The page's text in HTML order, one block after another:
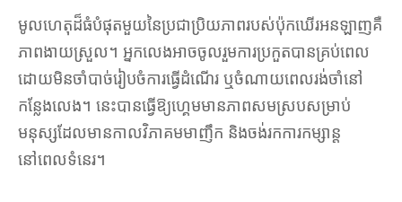
មូលហេតុដ៏ធំបំផុតមួយនៃប្រជាប្រិយភាពរបស់ប៉ុកឃើរអនឡាញគឺ
ភាពងាយស្រួល។ អ្នកលេងអាចចូលរួមការប្រកួតបានគ្រប់ពេល
ដោយមិនចាំបាច់រៀបចំការធ្វើដំណើរ ឬចំណាយពេលរង់ចាំនៅ
កន្លែងលេង។ នេះបានធ្វើឱ្យហ្គេមមានភាពសមស្របសម្រាប់
មនុស្សដែលមានកាលវិភាគមមាញឹក និងចង់រកការកម្សាន្ត
នៅពេលទំនេរ។